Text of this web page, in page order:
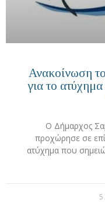
Ανακοίνωση
για το
Ο Δήμαρχος
προχώρησε σε
ατύχημα που
5